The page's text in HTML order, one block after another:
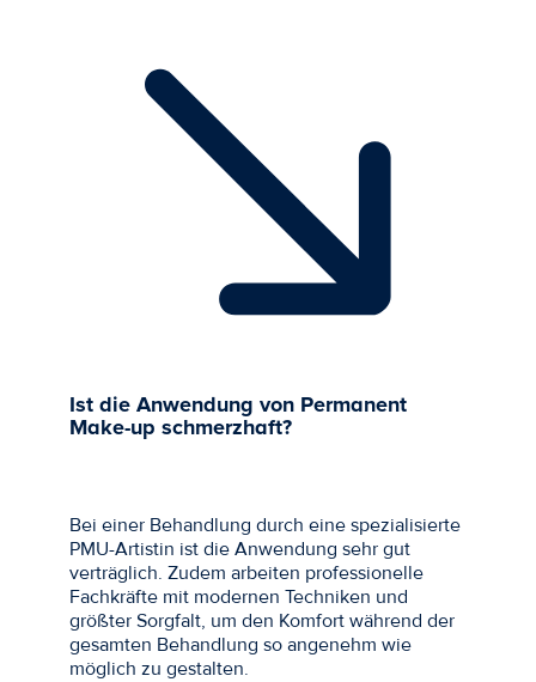
Ist die Anwendung von Permanent
Make-up schmerzhaft?
Bei einer Behandlung durch eine spezialisierte
PMU-Artistin ist die Anwendung sehr gut
verträglich. Zudem arbeiten professionelle
Fachkräfte mit modernen Techniken und
größter Sorgfalt, um den Komfort während der
gesamten Behandlung so angenehm wie
möglich zu gestalten.